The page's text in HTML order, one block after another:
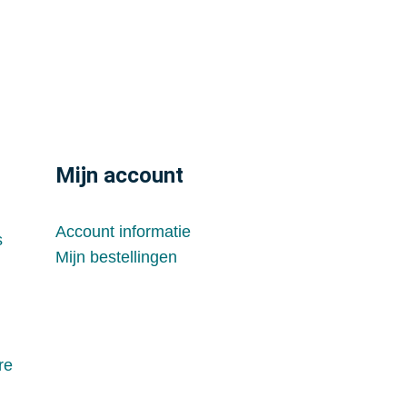
Mijn account
Account informatie
Mijn bestellingen